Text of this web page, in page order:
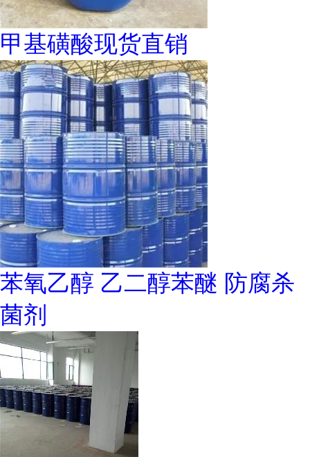
甲基磺酸现货直销
苯氧乙醇 乙二醇苯醚 防腐杀
菌剂